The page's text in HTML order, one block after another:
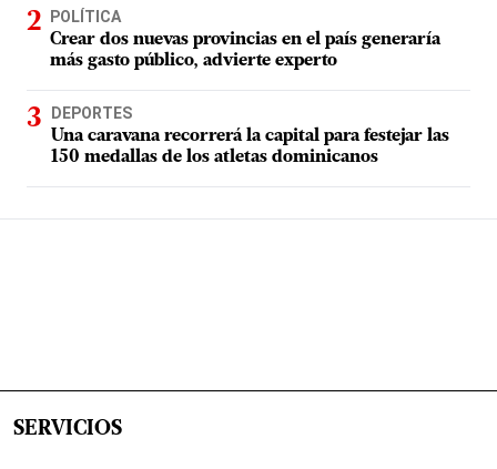
POLÍTICA
Crear dos nuevas provincias en el país generaría
más gasto público, advierte experto
DEPORTES
Una caravana recorrerá la capital para festejar las
150 medallas de los atletas dominicanos
SERVICIOS